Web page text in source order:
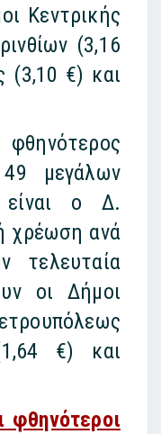
Κεντρικής
(3,16
(3,10 €) και
μεγάλων
ο Δ.
χρέωση ανά
οι Δήμοι
€) και
φθηνότεροι